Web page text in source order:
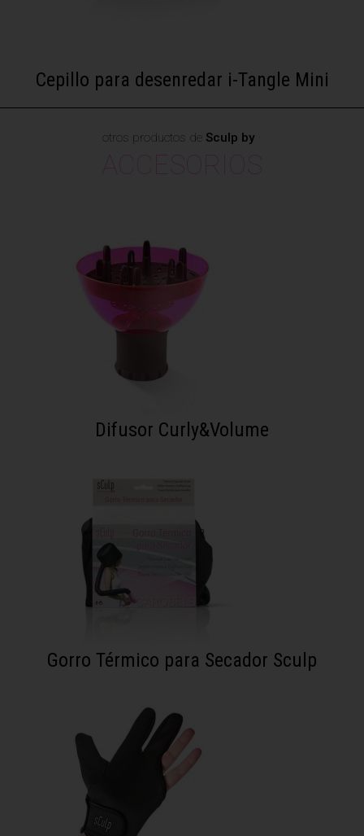
Cepillo para desenredar i-Tangle Mini
otros productos de Sculp by
ACCESORIOS
Difusor Curly&Volume
Gorro Térmico para Secador Sculp